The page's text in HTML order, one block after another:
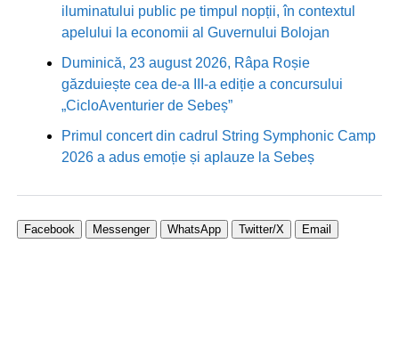
iluminatului public pe timpul nopții, în contextul
apelului la economii al Guvernului Bolojan
Duminică, 23 august 2026, Râpa Roșie
găzduiește cea de-a III-a ediție a concursului
„CicloAventurier de Sebeș”
Primul concert din cadrul String Symphonic Camp
2026 a adus emoție și aplauze la Sebeș
Facebook Messenger WhatsApp Twitter/X Email